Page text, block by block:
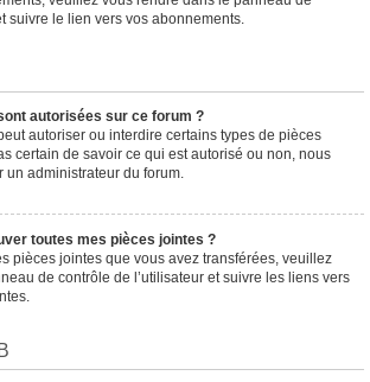
suivre le lien vers vos abonnements.
autorisées sur ce forum ?
autoriser ou interdire certains types de pièces
certain de savoir ce qui est autorisé ou non, nous
un administrateur du forum.
toutes mes pièces jointes ?
pièces jointes que vous avez transférées, veuillez
de contrôle de l’utilisateur et suivre les liens vers